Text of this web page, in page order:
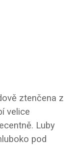
ztenčena z
velice
Luby
pod